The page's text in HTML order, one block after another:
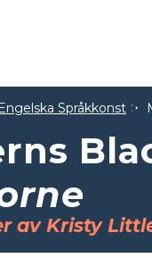
Engelska Språkkonst
av Kristy